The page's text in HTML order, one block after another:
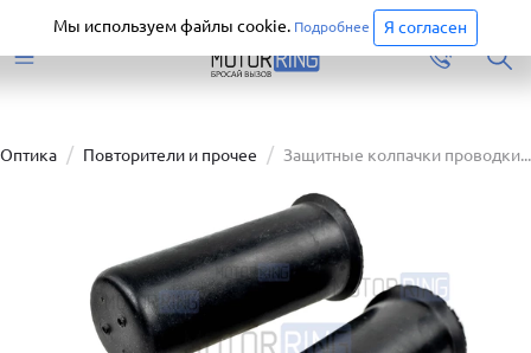
Перейти
Оптика Повторители и прочее Защитные колпачки проводки...
Мы используем файлы cookie. Подробнее Я согласен